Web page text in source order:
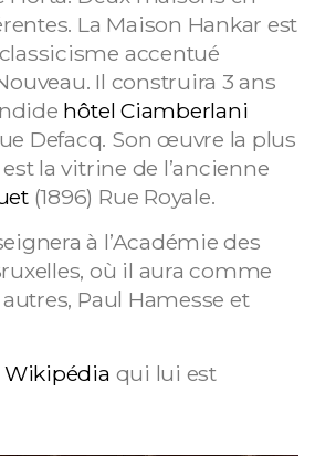
La Maison Hankar est
accentué
Il construira 3 ans
hôtel Ciamberlani
Defacq. Son œuvre la plus
la vitrine de l’ancienne
(1896) Rue Royale.
à l’Académie des
où il aura comme
Paul Hamesse et
Wikipédia qui lui est